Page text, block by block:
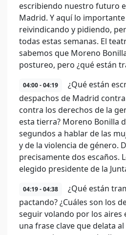
escribiendo nuestro futuro
Madrid. Y aquí lo
reivindicando y pidiendo,
todas estas semanas. El
sabemos que Moreno
postureo, pero ¿qué están
04:00 - 04:19
¿Qué están
despachos de Madrid
contra los derechos de la
esta tierra? Moreno Bonilla
segundos a hablar de las
y de la violencia de género.
precisamente dos escaños.
elegido presidente de la
04:19 - 04:38
¿Qué están
pactando? ¿Cuáles son los
seguir volando por los aires
una frase clave que delata